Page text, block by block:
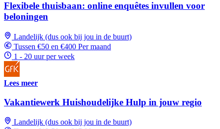
Flexibele thuisbaan: online enquêtes invullen voor
beloningen
Landelijk (dus ook bij jou in de buurt)
Tussen €50 en €400 Per maand
1 - 20 uur per week
Lees meer
Vakantiewerk Huishoudelijke Hulp in jouw regio
Landelijk (dus ook bij jou in de buurt)